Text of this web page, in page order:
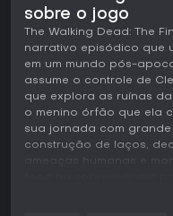
sobre o jogo
The Walking Dead: The
narrativo episódico que
em um mundo pós-
assume o controle de
que explora as ruínas
o menino órfão que ela
sua jornada com
construção de laços,
ameaças humanas e
liderança em uma